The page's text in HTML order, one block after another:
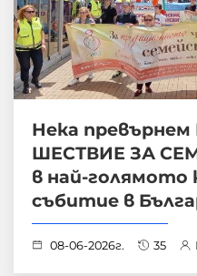
Нека
ШЕСТВИЕ ЗА
в най-голямото
събитие в
08-06-2026г. 35